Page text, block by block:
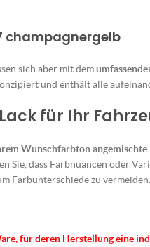
champagnergelb
sich aber mit dem
und enthält alle
für Ihr
Wunschfarbton
Sie, dass Farbnuancen oder
Farbunterschiede zu vermeiden.
für deren Herstellung eine